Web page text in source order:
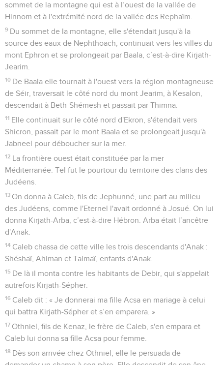
sommet de la montagne qui est à l’ouest de la vallée de
Hinnom et à l'extrémité nord de la vallée des Rephaïm.
9 Du sommet de la montagne, elle s'étendait jusqu'à la
source des eaux de Nephthoach, continuait vers les villes du
mont Ephron et se prolongeait par Baala, c’est-à-dire Kirjath-
Jearim.
10 De Baala elle tournait à l'ouest vers la région montagneuse
de Séir, traversait le côté nord du mont Jearim, à Kesalon,
descendait à Beth-Shémesh et passait par Thimna.
11 Elle continuait sur le côté nord d'Ekron, s'étendait vers
Shicron, passait par le mont Baala et se prolongeait jusqu'à
Jabneel pour déboucher sur la mer.
12 La frontière ouest était constituée par la mer
Méditerranée. Tel fut le pourtour du territoire des clans des
Judéens.
13 On donna à Caleb, fils de Jephunné, une part au milieu
des Judéens, comme l'Eternel l'avait ordonné à Josué. On lui
donna Kirjath-Arba, c’est-à-dire Hébron. Arba était l’ancêtre
d'Anak.
14 Caleb chassa de cette ville les trois descendants d'Anak :
Shéshaï, Ahiman et Talmaï, enfants d'Anak.
15 De là il monta contre les habitants de Debir, qui s'appelait
autrefois Kirjath-Sépher.
16 Caleb dit : « Je donnerai ma fille Acsa en mariage à celui
qui battra Kirjath-Sépher et s’en emparera. »
17 Othniel, fils de Kenaz, le frère de Caleb, s'en empara et
Caleb lui donna sa fille Acsa pour femme.
18 Dès son arrivée chez Othniel, elle le persuada de